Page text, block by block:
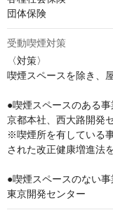
団体保険
受動喫煙対策
〈対策〉
喫煙スペースを除き、
●喫煙スペースのある
京都本社、西大路開発
※喫煙所を有している
された改正健康増進法
●喫煙スペースのない
東京開発センター